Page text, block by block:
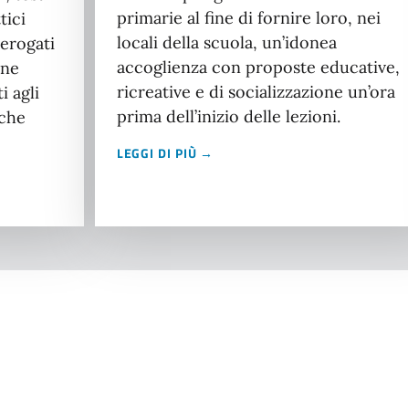
agli
primarie al fine di fornire loro, nei
locali della scuola, un’idonea
accoglienza con proposte educative,
ricreative e di socializzazione un’ora
prima dell’inizio delle lezioni.
LEGGI DI PIÙ →